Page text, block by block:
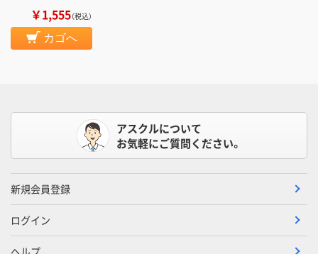
￥1,555（税込）
カゴへ
アスクルについて
お気軽にご質問ください。
新規会員登録
ログイン
ヘルプ